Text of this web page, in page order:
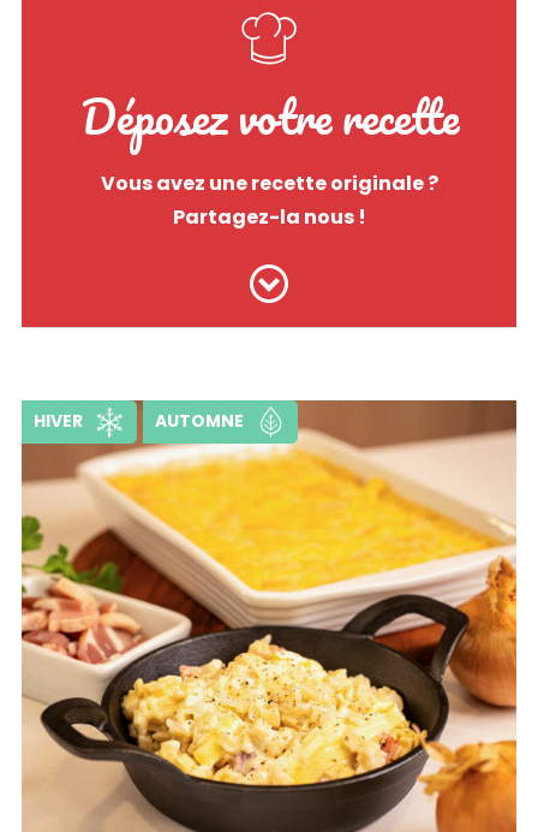
Déposez votre recette
Vous avez une recette originale ?
Partagez-la nous !
HIVER AUTOMNE